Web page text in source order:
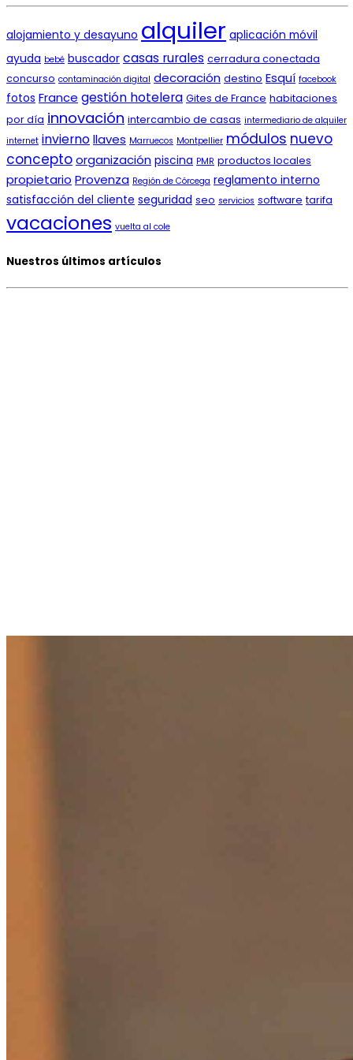
alojamiento y desayuno alquiler aplicación móvil
ayuda bebé buscador casas rurales cerradura conectada
concurso contaminación digital decoración destino Esquí facebook
fotos France gestión hotelera Gites de France habitaciones
por día innovación intercambio de casas intermediario de alquiler
internet inviernollaves Marruecos Montpellier módulos nuevo
conceptoorganización piscina PMR productos locales
propietario Provenza Región de Córcega reglamento interno
satisfacción del cliente seguridad seo servicios software tarifa
vacaciones vuelta al cole
Nuestros últimos artículos